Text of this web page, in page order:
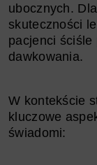
ubocznych.
skuteczności
pacjenci ściśle
dawkowania.
W kontekście
kluczowe
świadomi: